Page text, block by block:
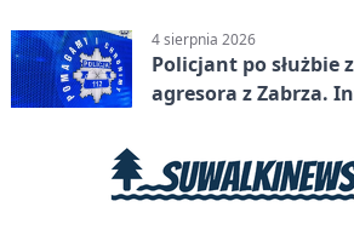
4 sierpnia 2026
Policjant po służbie
agresora z Zabrza.